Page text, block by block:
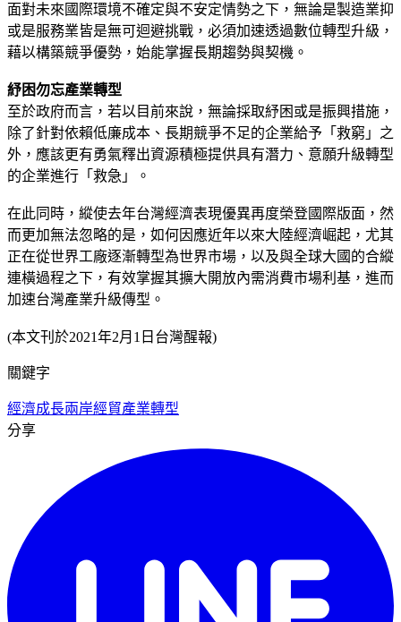
面對未來國際環境不確定與不安定情勢之下，無論是製造業抑
或是服務業皆是無可迴避挑戰，必須加速透過數位轉型升級，
藉以構築競爭優勢，始能掌握長期趨勢與契機。
紓困勿忘產業轉型
至於政府而言，若以目前來說，無論採取紓困或是振興措施，
除了針對依賴低廉成本、長期競爭不足的企業給予「救窮」之
外，應該更有勇氣釋出資源積極提供具有潛力、意願升級轉型
的企業進行「救急」。
在此同時，縱使去年台灣經濟表現優異再度榮登國際版面，然
而更加無法忽略的是，如何因應近年以來大陸經濟崛起，尤其
正在從世界工廠逐漸轉型為世界市場，以及與全球大國的合縱
連橫過程之下，有效掌握其擴大開放內需消費市場利基，進而
加速台灣產業升級傳型。
(本文刊於2021年2月1日台灣醒報)
關鍵字
經濟成長兩岸經貿產業轉型
分享